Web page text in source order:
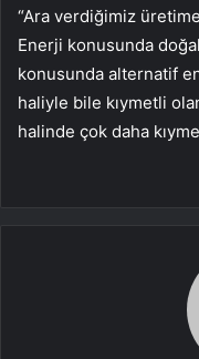
“Ara verdiğimiz
Enerji konusunda
konusunda alternatif
haliyle bile kıymetli
halinde çok daha